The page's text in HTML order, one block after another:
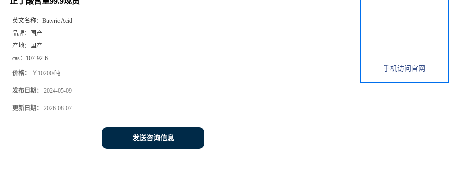
英文名称： Butyric Acid
品牌：
国产
产地：
国产
cas： 107-92-6
价格： ￥10200/吨
发布日期： 2024-05-09
更新日期： 2026-08-07
发送咨询信息
手机访问官网